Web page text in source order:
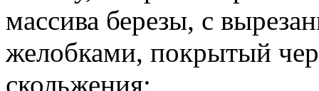
массива березы, с
желобками, покрытый
скольжения;